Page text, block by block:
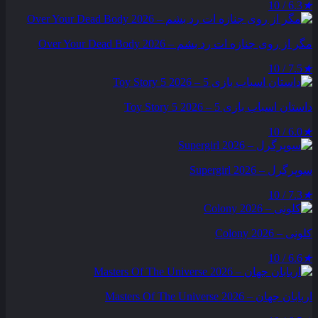
★
6.3 / 10
مگر از روی جنازه‌ ات رد بشم – Over Your Dead Body 2026
★
7.5 / 10
داستان اسباب بازی 5 – Toy Story 5 2026
★
6.0 / 10
سوپرگرل – Supergirl 2026
★
7.3 / 10
کلونی – Colony 2026
★
6.6 / 10
اربابان جهان – Masters Of The Universe 2026